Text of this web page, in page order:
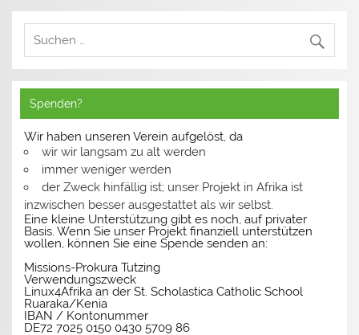
Spenden?
Wir haben unseren Verein aufgelöst, da
wir wir langsam zu alt werden
immer weniger werden
der Zweck hinfällig ist; unser Projekt in Afrika ist
inzwischen besser ausgestattet als wir selbst.
Eine kleine Unterstützung gibt es noch, auf privater
Basis. Wenn Sie unser Projekt finanziell unterstützen
wollen, können Sie eine Spende senden an:
Missions-Prokura Tutzing
Verwendungszweck
Linux4Afrika an der St. Scholastica Catholic School
Ruaraka/Kenia
IBAN / Kontonummer
DE72 7025 0150 0430 5709 86